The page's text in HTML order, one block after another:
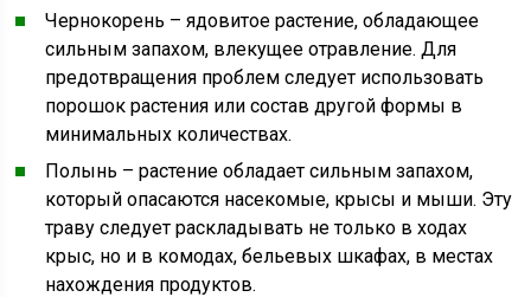
Чернокорень – ядовитое растение, обладающее
сильным запахом, влекущее отравление. Для
предотвращения проблем следует использовать
порошок растения или состав другой формы в
минимальных количествах.
Полынь – растение обладает сильным запахом,
который опасаются насекомые, крысы и мыши. Эту
траву следует раскладывать не только в ходах
крыс, но и в комодах, бельевых шкафах, в местах
нахождения продуктов.